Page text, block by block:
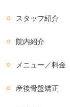
スタッフ紹介
院内紹介
メニュー／料金
産後骨盤矯正